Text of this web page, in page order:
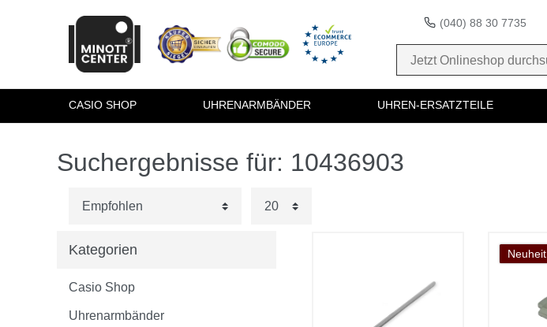
(040) 88 30 7735
CASIO SHOP UHRENARMBÄNDER UHREN-ERSATZTEILE
Suchergebnisse für: 10436903
Kategorien
Casio Shop
Uhrenarmbänder
Neuheit